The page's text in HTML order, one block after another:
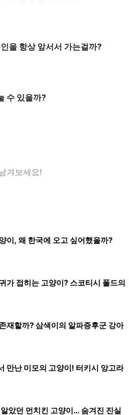
을 항상 앞서서 가는걸까?
수 있을까?
겨보세요!
이, 왜 한국에 오고 싶어했을까?
가 접히는 고양이? 스코티시 폴드의
재할까? 삼색이의 알파증후군 강아
만난 미모의 고양이! 터키시 앙고라
았던 먼치킨 고양이… 숨겨진 진실